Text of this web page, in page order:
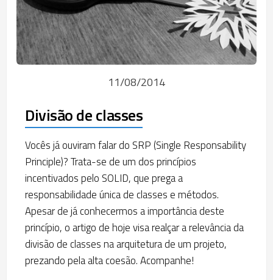
11/08/2014
Divisão de classes
Vocês já ouviram falar do SRP (Single Responsability
Principle)? Trata-se de um dos princípios
incentivados pelo SOLID, que prega a
responsabilidade única de classes e métodos.
Apesar de já conhecermos a importância deste
princípio, o artigo de hoje visa realçar a relevância da
divisão de classes na arquitetura de um projeto,
prezando pela alta coesão. Acompanhe!